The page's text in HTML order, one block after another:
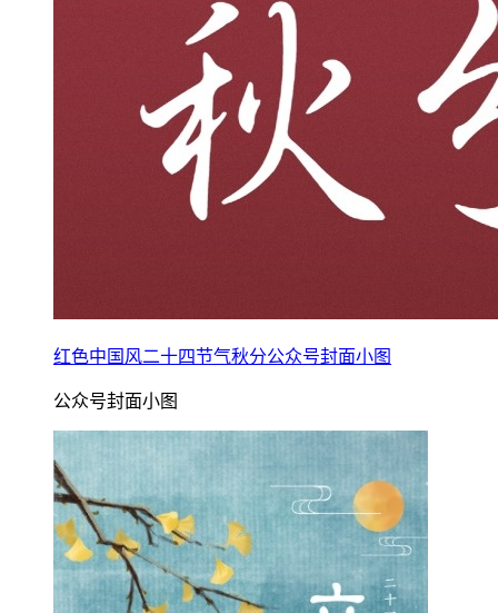
红色中国风二十四节气秋分公众号封面小图
公众号封面小图